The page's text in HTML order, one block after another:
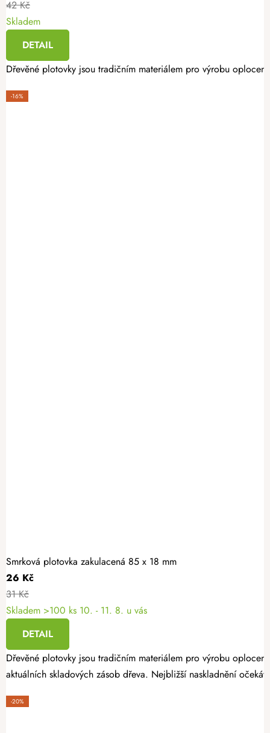
42 Kč
Skladem
DETAIL
Dřevěné plotovky jsou tradičním materiálem pro výrobu
-16%
Smrková plotovka zakulacená 85 x 18 mm
26 Kč
31 Kč
Skladem >100 ks 10. - 11. 8. u vás
DETAIL
Dřevěné plotovky jsou tradičním materiálem pro výrobu
aktuálních skladových zásob dřeva. Nejbližší naskladnění
-20%